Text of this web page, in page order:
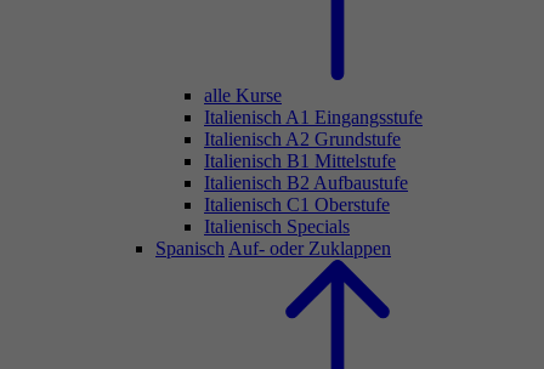
alle Kurse
Italienisch A1 Eingangsstufe
Italienisch A2 Grundstufe
Italienisch B1 Mittelstufe
Italienisch B2 Aufbaustufe
Italienisch C1 Oberstufe
Italienisch Specials
Spanisch Auf- oder Zuklappen